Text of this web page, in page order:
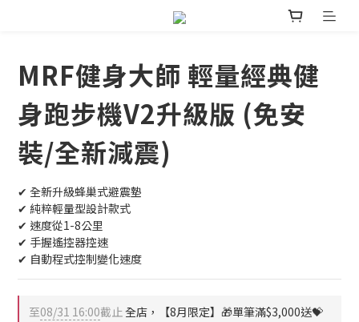
MRF健身大師 輕量經典健
身跑步機V2升級版 (免安
裝/全新減震)
✔︎ 全新升級蜂巢式避震墊
✔︎ 純粹輕量型設計款式
✔︎ 速度從1-8公里
✔︎ 手握遙控器控速
✔︎ 自動程式控制變化速度
至08/31 16:00截止全店，【8月限定】🎁單筆滿$3,000送💝